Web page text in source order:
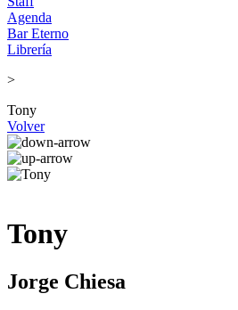
Agenda
Bar Eterno
Librería
>
Tony
Volver
Tony
Jorge Chiesa